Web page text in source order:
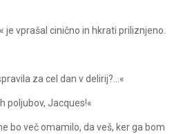
je vprašal cinično in hkrati priliznjeno.
za cel dan v delirij?…«
poljubov, Jacques!«
bo več omamilo, da veš, ker ga bom